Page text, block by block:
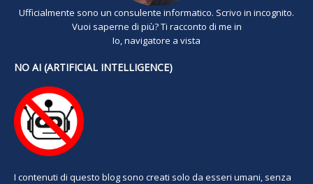
Ufficialmente sono un consulente informatico. Scrivo in incognito.
Vuoi saperne di più? Ti racconto di me in
Io, navigatore a vista
NO AI (ARTIFICIAL INTELLIGENCE)
I contenuti di questo blog sono creati solo da esseri umani, senza